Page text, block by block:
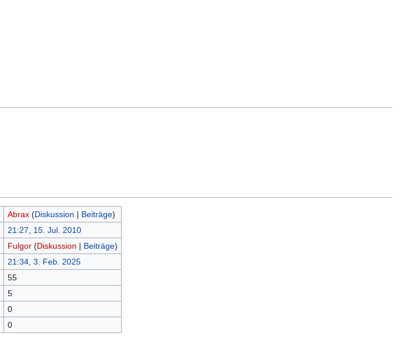
Abrax (Diskussion | Beiträge)
21:27, 15. Jul. 2010
Fulgor (Diskussion | Beiträge)
21:34, 3. Feb. 2025
55
5
0
0